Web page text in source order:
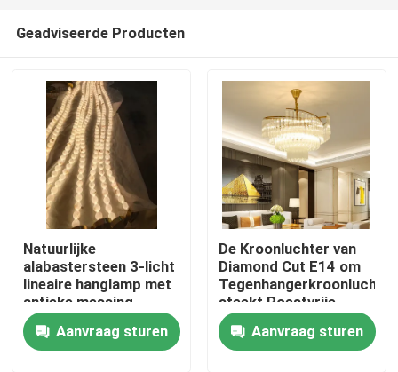
Thuis
Producten
Geadviseerde Producten
Natuurlijke
alabastersteen 3-licht
lineaire hanglamp met
antieke messing
afwerking voor
eettafelAanvraag sturen
De Kroonluchter van
Diamond Cut E14 om
Tegenhangerkroonluchter
steekt Roestvrije
100lm/W aan
Aanvraag sturen